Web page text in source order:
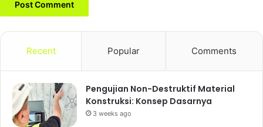
Recent Popular Comments
Pengujian Non-Destruktif Material
Konstruksi: Konsep Dasarnya
3 weeks ago